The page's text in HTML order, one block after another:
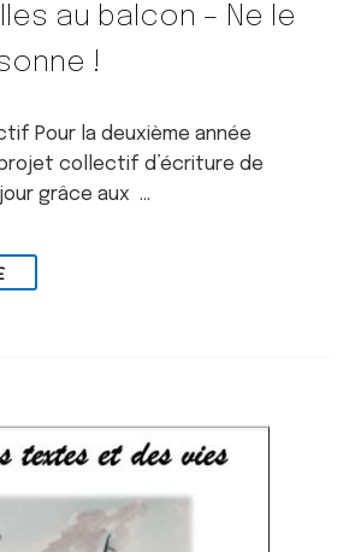
au balcon – Ne le
!
Pour la deuxième année
collectif d’écriture de
grâce aux …